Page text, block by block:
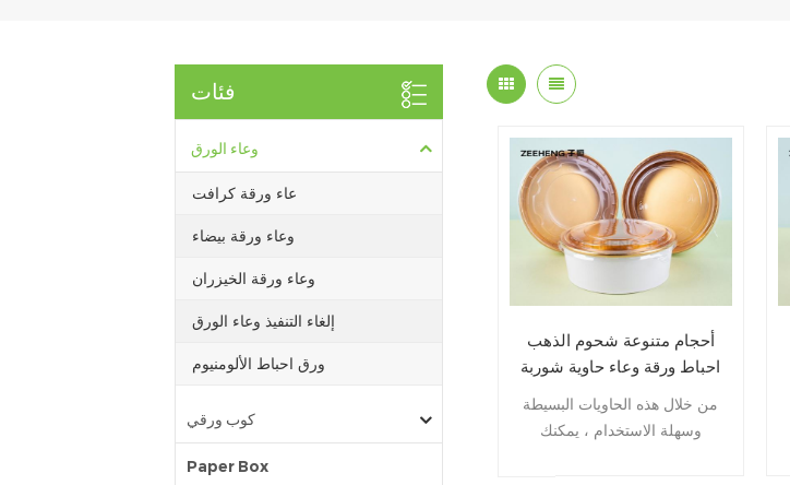
فئات
وعاء الورق
عاء ورقة كرافت
وعاء ورقة بيضاء
وعاء ورقة الخيزران
إلغاء التنفيذ وعاء الورق
ورق احباط الألومنيوم
كوب ورقي
Paper Box
أحجام متنوعة شحوم الذهب
احباط ورقة وعاء حاوية شوربة
من خلال هذه الحاويات البسيطة
وسهلة الاستخدام ، يمكنك